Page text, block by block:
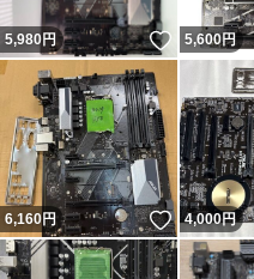
5,980円 いいね！
5,600円
6,160円 いいね！
4,000円